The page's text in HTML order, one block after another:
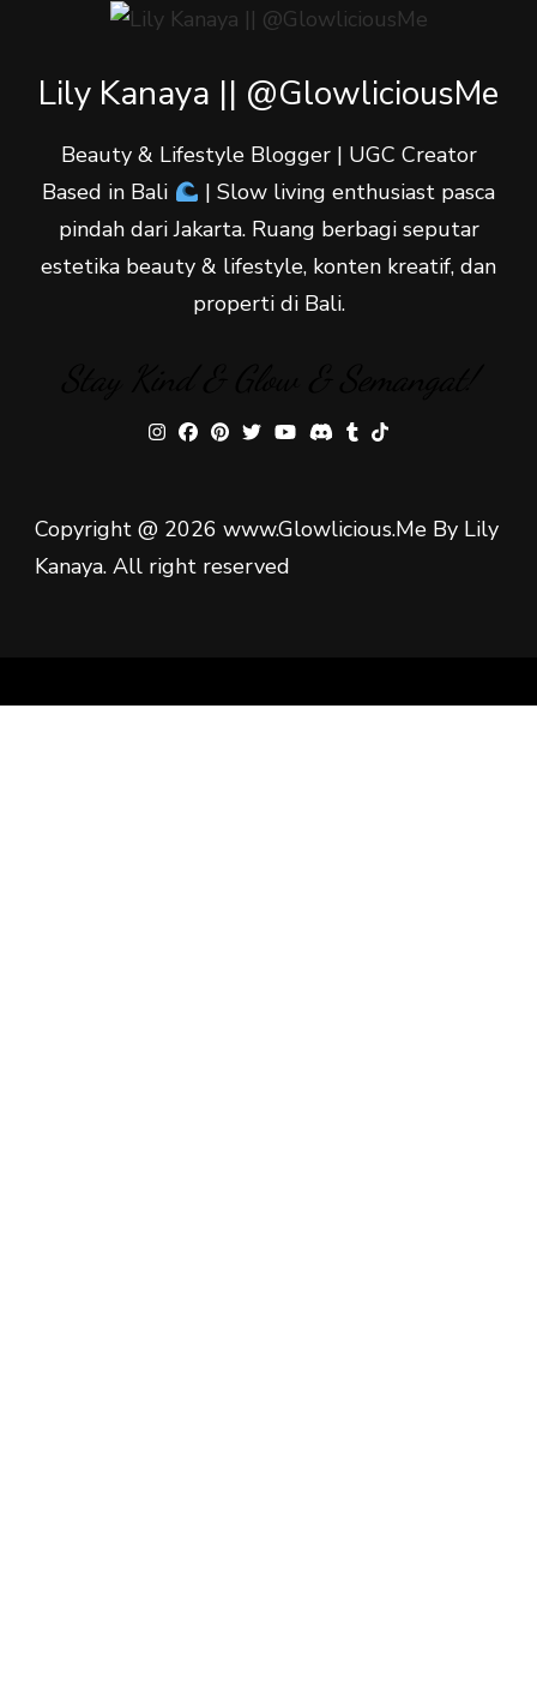
Lily Kanaya || @GlowliciousMe
Beauty & Lifestyle Blogger | UGC Creator
Based in Bali
| Slow living enthusiast pasca
pindah dari Jakarta. Ruang berbagi seputar
estetika beauty & lifestyle, konten kreatif, dan
properti di Bali.
Copyright @ 2026 www.Glowlicious.Me By Lily
Kanaya. All right reserved